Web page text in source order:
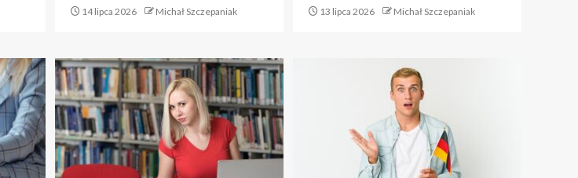
14 lipca 2026 Michał Szczepaniak 13 lipca 2026 Michał Szczepaniak